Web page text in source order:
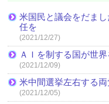
米国民と議会をだま
任を
(2021/12/27)
ＡＩを制する国が世
(2021/12/09)
米中間選挙左右する
(2021/12/05)